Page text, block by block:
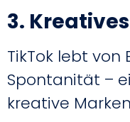
3.
TikTok lebt von
Spontanität –
kreative